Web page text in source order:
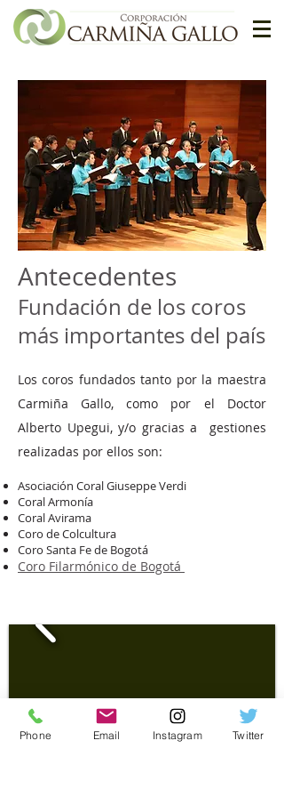
Antecedentes
Fundación de los coros
más importantes del país
Los coros fundados tanto por la maestra
Carmiña Gallo, como por el Doctor
Alberto Upegui, y/o gracias a gestiones
realizadas por ellos son:
Asociación Coral Giuseppe Verdi
Coral Armonía
Coral Avirama
Coro de Colcultura
Coro Santa Fe de Bogotá
Coro Filarmónico de Bogotá
Phone Email Instagram Twitter